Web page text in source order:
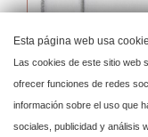
Esta página web usa
Las cookies de este sitio web
ofrecer funciones de redes
información sobre el uso que
sociales, publicidad y análisis